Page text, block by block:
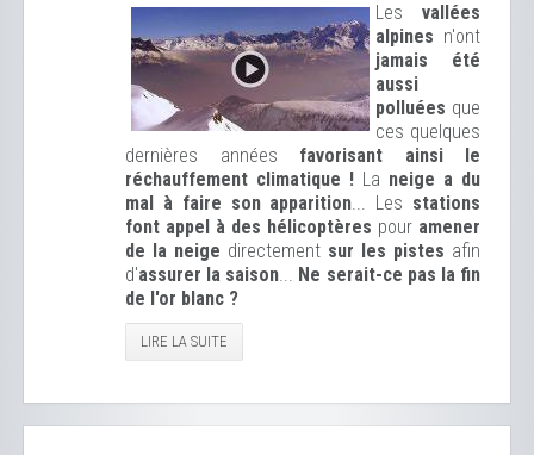
Les vallées
alpines n'ont
jamais été
aussi
polluées que
ces quelques
dernières années favorisant ainsi le
réchauffement climatique ! La neige a du
mal à faire son apparition... Les stations
font appel à des hélicoptères pour amener
de la neige directement sur les pistes afin
d'assurer la saison... Ne serait-ce pas la fin
de l'or blanc ?
LIRE LA SUITE